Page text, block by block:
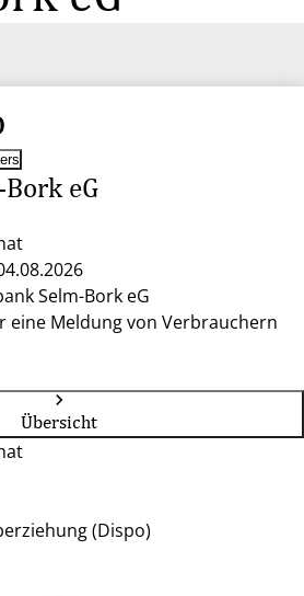
eG
Selm-Bork eG
eine Meldung von Verbrauchern
Übersicht
(Dispo)